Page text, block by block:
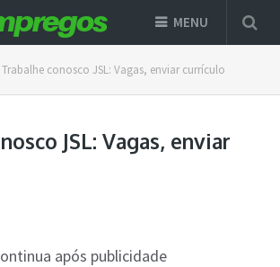
MENU
Trabalhe conosco JSL: Vagas, enviar currículo
JSL: Vagas, enviar
após publicidade